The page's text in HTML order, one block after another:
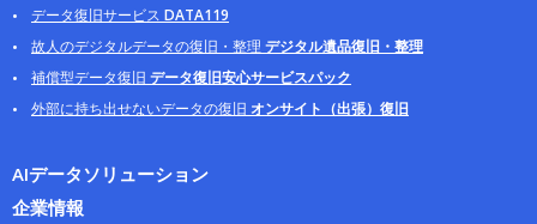
データ復旧サービス DATA119
故人のデジタルデータの復旧・整理 デジタル遺品復旧・整理
補償型データ復旧 データ復旧安心サービスパック
外部に持ち出せないデータの復旧 オンサイト（出張）復旧
AIデータソリューション
企業情報